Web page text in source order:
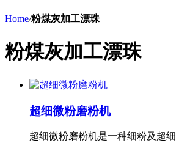
Home/粉煤灰加工漂珠
粉煤灰加工漂珠
超细微粉磨粉机
超细微粉磨粉机是一种细粉及超